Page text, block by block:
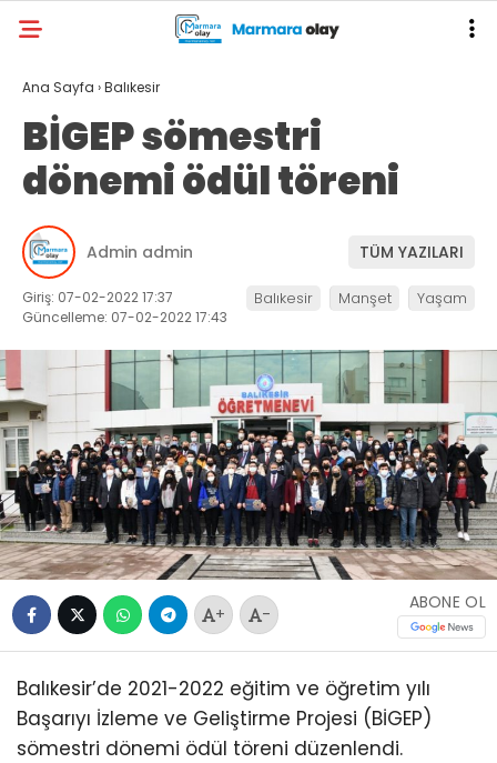
Ana Sayfa ›Balıkesir
BİGEP sömestri
dönemi ödül töreni
Admin admin TÜM YAZILARI
Giriş: 07-02-2022 17:37
Güncelleme: 07-02-2022 17:43
Balıkesir Manşet Yaşam
+ -
ABONE OL
Balıkesir’de 2021-2022 eğitim ve öğretim yılı
Başarıyı İzleme ve Geliştirme Projesi (BİGEP)
sömestri dönemi ödül töreni düzenlendi.